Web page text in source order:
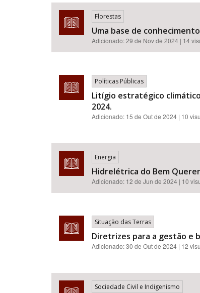
Florestas
Uma base de
Adicionado:29 de Nov de 2024 | 14
Políticas Públicas
Litígio estratégico
2024.
Adicionado: 15 de Out de 2024 | 10
Energia
Hidrelétrica do Bem
Adicionado: 12 de Jun de 2024 | 10
Situação das Terras
Diretrizes para a gestão e
Adicionado:30 de Out de 2024 | 12
Sociedade Civil e Indigenismo